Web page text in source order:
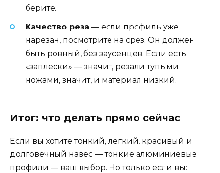
берите.
Качество реза — если профиль уже
нарезан, посмотрите на срез. Он должен
быть ровный, без заусенцев. Если есть
«заплески» — значит, резали тупыми
ножами, значит, и материал низкий.
Итог: что делать прямо сейчас
Если вы хотите тонкий, лёгкий, красивый и
долговечный навес — тонкие алюминиевые
профили — ваш выбор. Но только если вы: